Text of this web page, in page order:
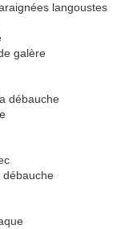
langoustes
galère
débauche
débauche